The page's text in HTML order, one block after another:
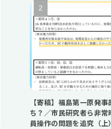
【寄稿】福島第一原発
ち？／市民研究者ら非
員操作の問題を追究（上）